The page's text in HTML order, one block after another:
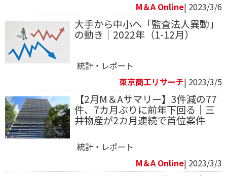
M＆A Online| 2023/3/6
大手から中小へ「監査法人異動」
の動き｜2022年（1-12月）
統計・レポート
東京商工リサーチ| 2023/3/5
【2月M＆Aサマリー】3件減の77
件、7カ月ぶりに前年下回る｜三
井物産が2カ月連続で首位案件
統計・レポート
M＆A Online| 2023/3/3